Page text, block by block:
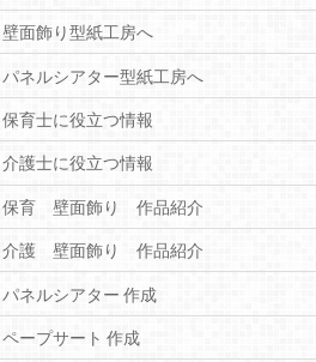
壁面飾り型紙工房へ
パネルシアター型紙工房へ
保育士に役立つ情報
介護士に役立つ情報
保育 壁面飾り 作品紹介
介護 壁面飾り 作品紹介
パネルシアター 作成
ペープサート 作成